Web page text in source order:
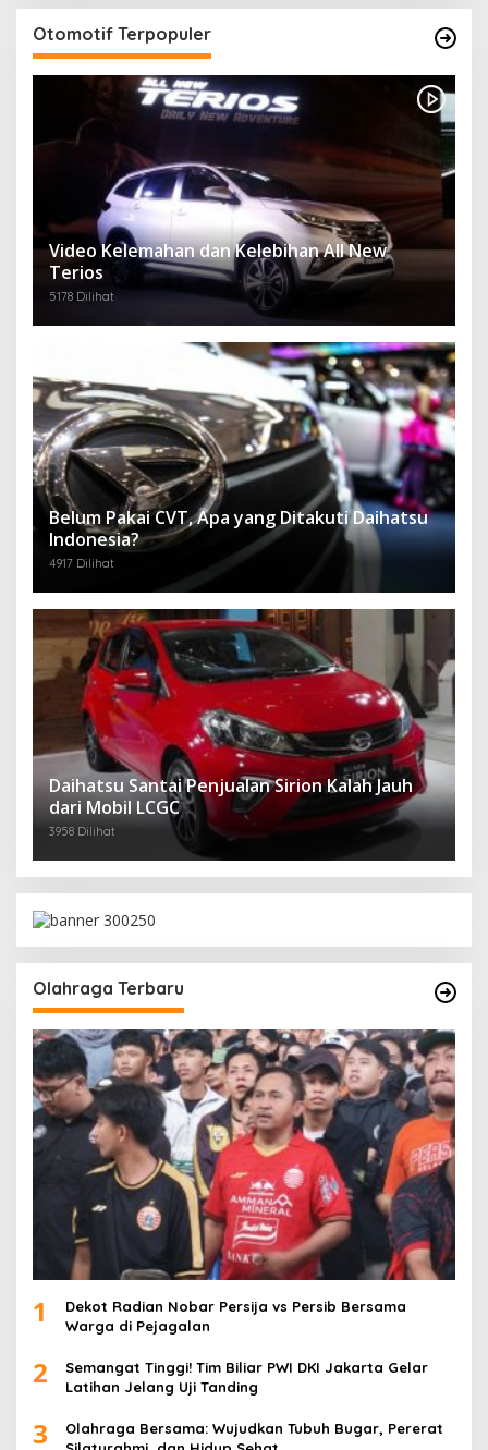
Otomotif Terpopuler
Video Kelemahan dan Kelebihan All New
Terios
5178 Dilihat
Belum Pakai CVT, Apa yang Ditakuti Daihatsu
Indonesia?
4917 Dilihat
Daihatsu Santai Penjualan Sirion Kalah Jauh
dari Mobil LCGC
3958 Dilihat
Olahraga Terbaru
1
Dekot Radian Nobar Persija vs Persib Bersama
Warga di Pejagalan
2
Semangat Tinggi! Tim Biliar PWI DKI Jakarta Gelar
Latihan Jelang Uji Tanding
3
Olahraga Bersama: Wujudkan Tubuh Bugar, Pererat